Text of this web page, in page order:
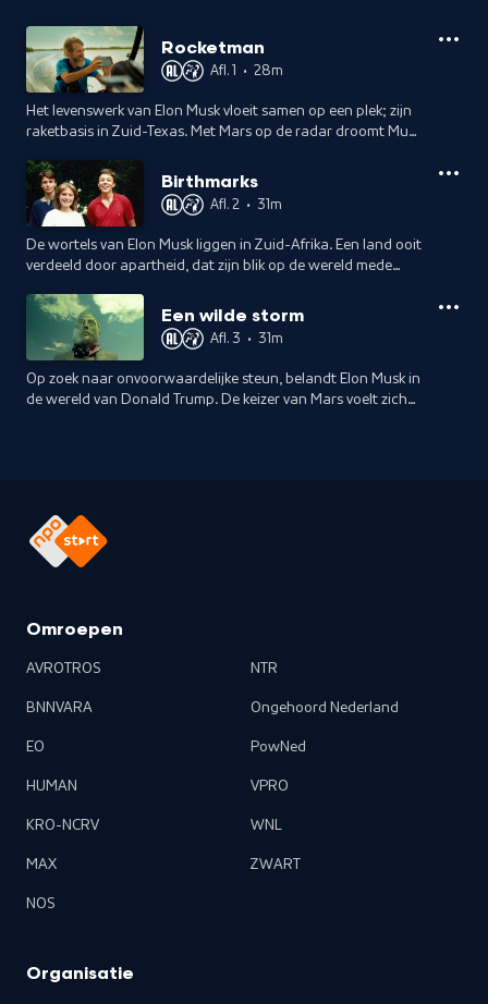
Rocketman
Afl. 1 • 28m
Het levenswerk van Elon Musk vloeit samen op een plek; zijn
raketbasis in Zuid-Texas. Met Mars op de radar droomt Musk
Birthmarks
Afl. 2 • 31m
De wortels van Elon Musk liggen in Zuid-Afrika. Een land ooit
verdeeld door apartheid, dat zijn blik op de wereld mede
Een wilde storm
Afl. 3 • 31m
Op zoek naar onvoorwaardelijke steun, belandt Elon Musk in
de wereld van Donald Trump. De keizer van Mars voelt zich
Omroepen
AVROTROS
BNNVARA
EO
HUMAN
KRO-NCRV
MAX
NOS
NTR
Ongehoord Nederland
PowNed
VPRO
WNL
ZWART
Organisatie